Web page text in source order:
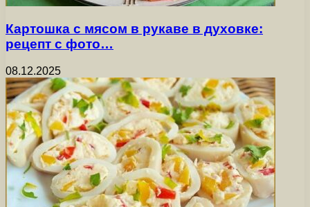
Картошка с мясом в рукаве в духовке:
рецепт с фото…
08.12.2025